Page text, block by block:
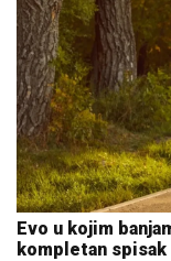
Evo u kojim
kompletan